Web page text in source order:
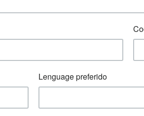
Lenguage preferido